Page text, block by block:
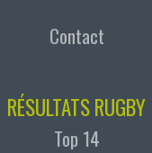
Contact
RÉSULTATS RUGBY
Top 14